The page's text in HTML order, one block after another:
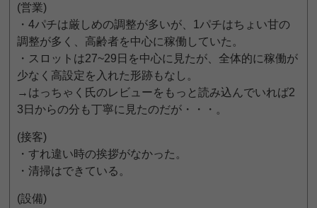
(営業)
・4パチは厳しめの調整が多いが、1パチはちょい甘の
調整が多く、高齢者を中心に稼働していた。
・スロットは27~29日を中心に見たが、全体的に稼働が
少なく高設定を入れた形跡もなし。
→はっちゃく氏のレビューをもっと読み込んでいれば2
3日からの分も丁寧に見たのだが・・・。
(接客)
・すれ違い時の挨拶がなかった。
・清掃はできている。
(設備)